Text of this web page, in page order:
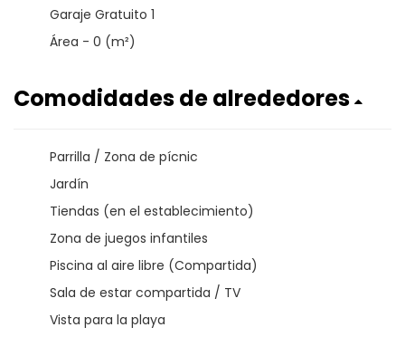
Garaje Gratuito 1
Área - 0 (m²)
Comodidades de alrededores
Parrilla / Zona de pícnic
Jardín
Tiendas (en el establecimiento)
Zona de juegos infantiles
Piscina al aire libre (Compartida)
Sala de estar compartida / TV
Vista para la playa